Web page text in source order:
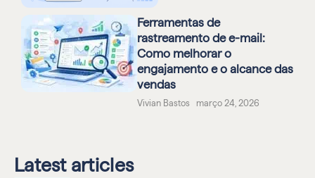
Ferramentas de
rastreamento de e-mail:
Como melhorar o
engajamento e o alcance das
vendas
Vivian Bastos março 24, 2026
Latest articles